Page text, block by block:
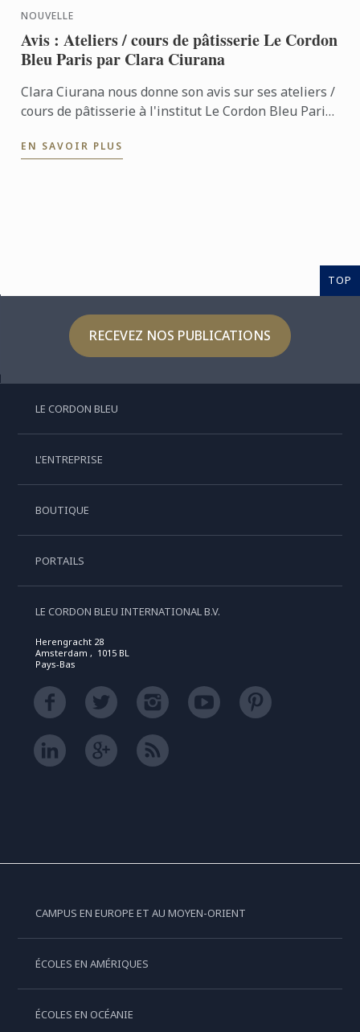
NOUVELLE
Avis : Ateliers / cours de pâtisserie Le Cordon
Bleu Paris par Clara Ciurana
Clara Ciurana nous donne son avis sur ses ateliers /
cours de pâtisserie à l'institut Le Cordon Bleu Paris,
...
EN SAVOIR PLUS
TOP
RECEVEZ NOS PUBLICATIONS
LE CORDON BLEU
L'ENTREPRISE
BOUTIQUE
PORTAILS
LE CORDON BLEU INTERNATIONAL B.V.
Herengracht 28
Amsterdam , 1015 BL
Pays-Bas
CAMPUS EN EUROPE ET AU MOYEN-ORIENT
ÉCOLES EN AMÉRIQUES
ÉCOLES EN OCÉANIE